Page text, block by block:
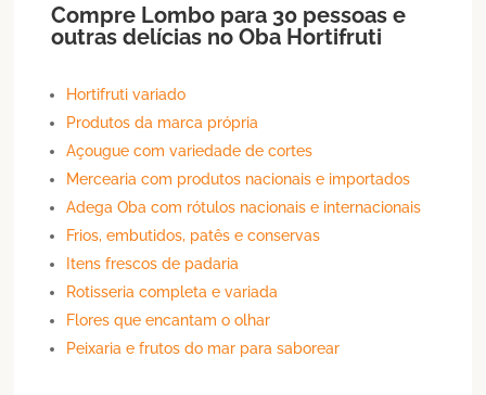
Compre Lombo para 30 pessoas e
outras delícias no Oba Hortifruti
Hortifruti variado
Produtos da marca própria
Açougue com variedade de cortes
Mercearia com produtos nacionais e importados
Adega Oba com rótulos nacionais e internacionais
Frios, embutidos, patês e conservas
Itens frescos de padaria
Rotisseria completa e variada
Flores que encantam o olhar
Peixaria e frutos do mar para saborear